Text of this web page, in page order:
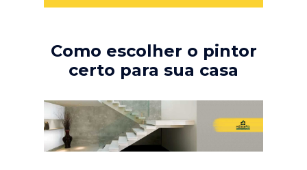
Como escolher o pintor
certo para sua casa